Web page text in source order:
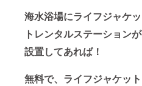
海水浴場にライフジャケッ
トレンタルステーションが
設置してあれば！
無料で、ライフジャケット